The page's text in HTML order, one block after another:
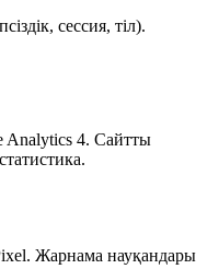
сессия, тіл).
Analytics 4. Сайтты
Жарнама науқандары